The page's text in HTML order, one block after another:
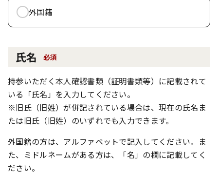
外国籍
氏名 必須
持参いただく本人確認書類（証明書類等）に記載されて
いる「氏名」を入力してください。
※旧氏（旧姓）が併記されている場合は、現在の氏名ま
たは旧氏（旧姓）のいずれでも入力できます。
外国籍の方は、アルファベットで記入してください。ま
た、ミドルネームがある方は、「名」の欄に記載してく
ださい。